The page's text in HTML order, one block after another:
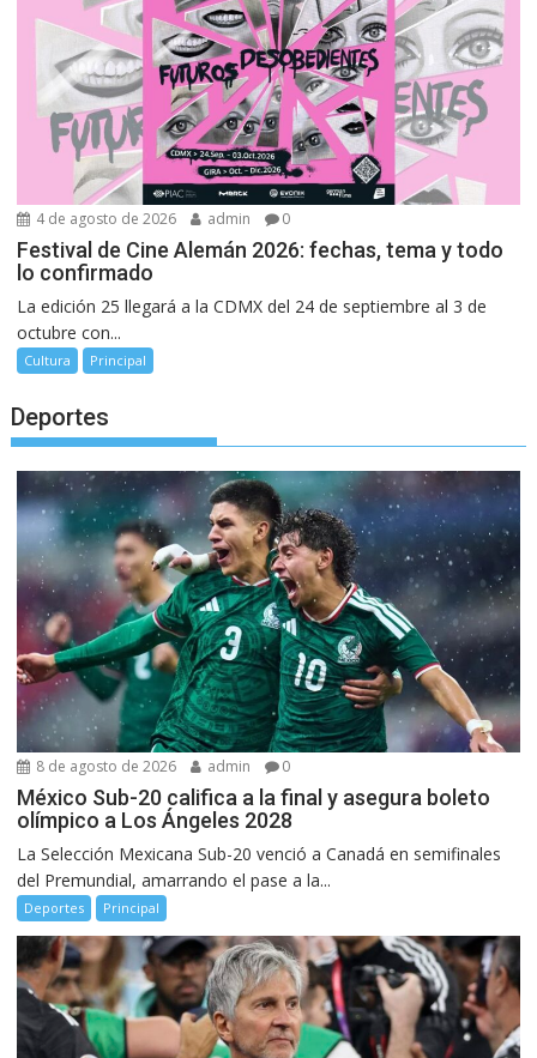
4 de agosto de 2026 admin 0
Festival de Cine Alemán 2026: fechas, tema y todo
lo confirmado
La edición 25 llegará a la CDMX del 24 de septiembre al 3 de
octubre con...
Cultura Principal
Deportes
8 de agosto de 2026 admin 0
México Sub-20 califica a la final y asegura boleto
olímpico a Los Ángeles 2028
La Selección Mexicana Sub-20 venció a Canadá en semifinales
del Premundial, amarrando el pase a la...
Deportes Principal